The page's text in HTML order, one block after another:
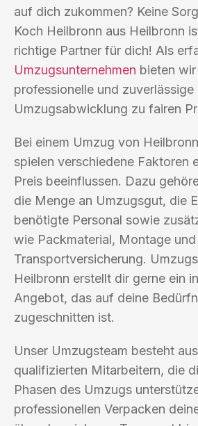
auf dich zukommen? Keine
Koch Heilbronn aus Heilbronn
richtige Partner für dich! Als
Umzugsunternehmen bieten
professionelle und zuverlässige
Umzugsabwicklung zu fairen
Bei einem Umzug von
spielen verschiedene Faktoren
Preis beeinflussen. Dazu
die Menge an Umzugsgut, die
benötigte Personal sowie
wie Packmaterial, Montage und
Transportversicherung.
Heilbronn erstellt dir gerne ein
Angebot, das auf deine
zugeschnitten ist.
Unser Umzugsteam besteht
qualifizierten Mitarbeitern, die
Phasen des Umzugs
professionellen Verpacken